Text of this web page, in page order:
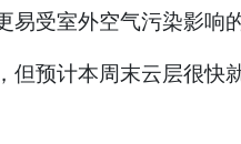
受室外空气污染影响的
预计本周末云层很快